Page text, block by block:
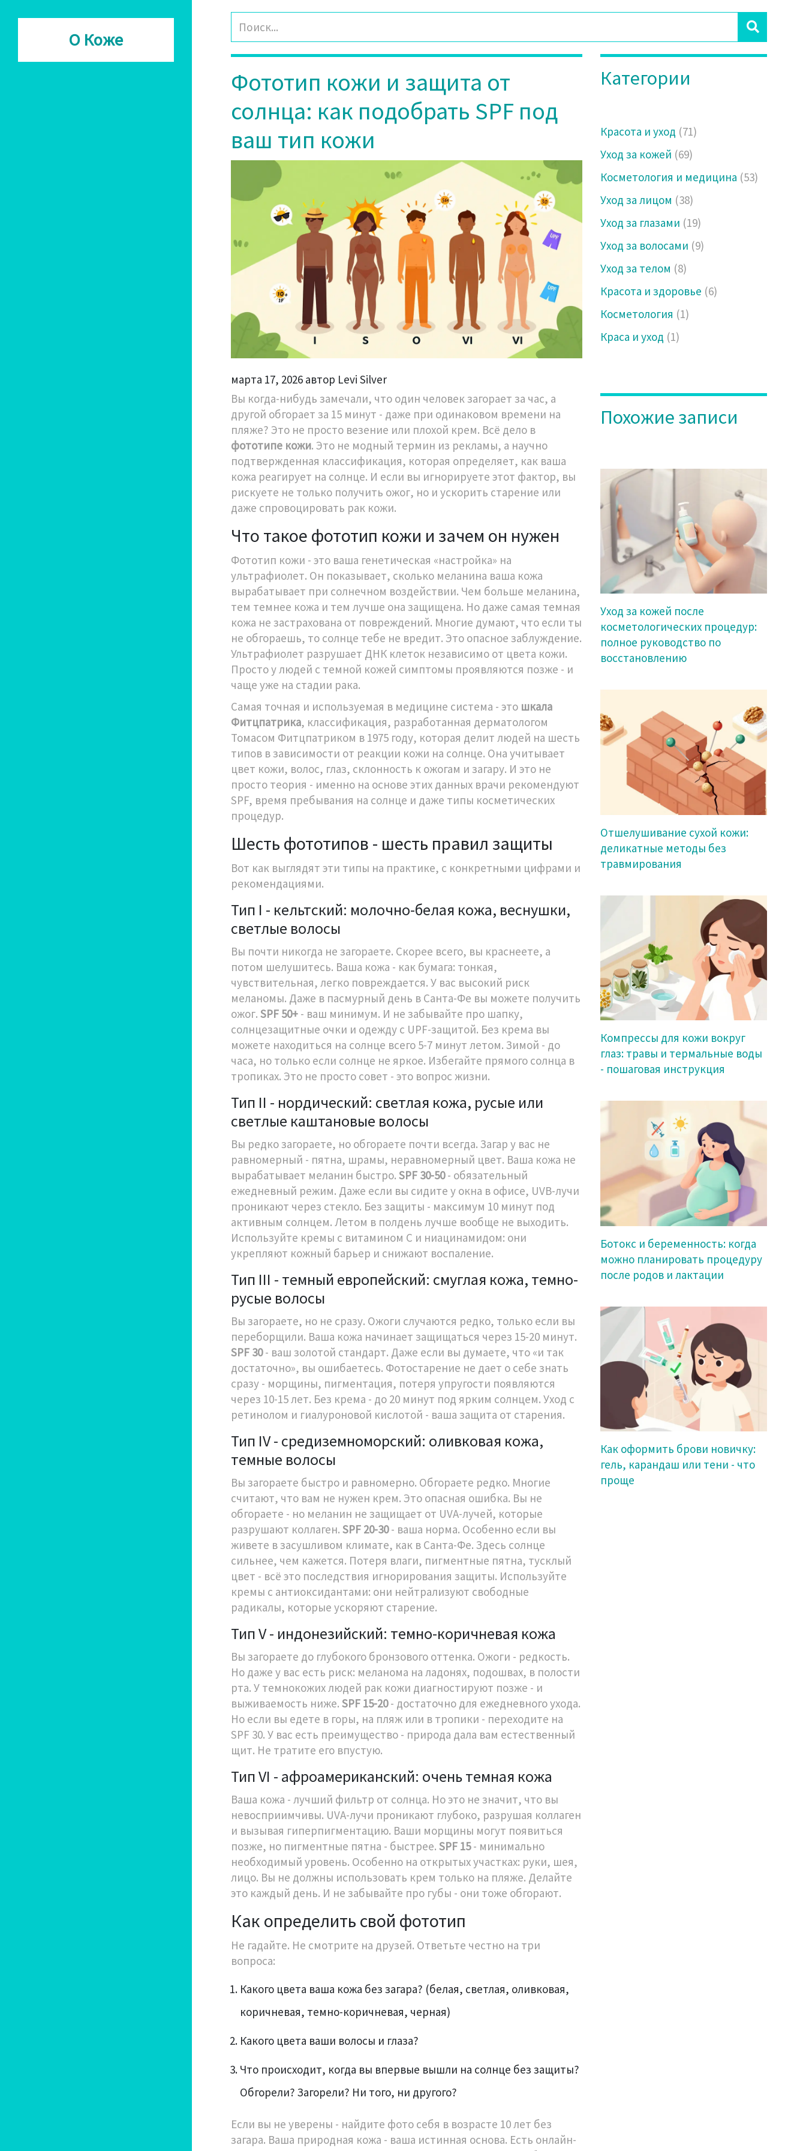
О Коже
Фототип кожи и защита от
солнца: как подобрать SPF под
ваш тип кожи
марта 17, 2026 автор Levi Silver
Вы когда-нибудь замечали, что один человек загорает за час, а
другой обгорает за 15 минут - даже при одинаковом времени на
пляже? Это не просто везение или плохой крем. Всё дело в
фототипе кожи. Это не модный термин из рекламы, а научно
подтвержденная классификация, которая определяет, как ваша
кожа реагирует на солнце. И если вы игнорируете этот фактор, вы
рискуете не только получить ожог, но и ускорить старение или
даже спровоцировать рак кожи.
Что такое фототип кожи и зачем он нужен
Фототип кожи - это ваша генетическая «настройка» на
ультрафиолет. Он показывает, сколько меланина ваша кожа
вырабатывает при солнечном воздействии. Чем больше меланина,
тем темнее кожа и тем лучше она защищена. Но даже самая темная
кожа не застрахована от повреждений. Многие думают, что если ты
не обгораешь, то солнце тебе не вредит. Это опасное заблуждение.
Ультрафиолет разрушает ДНК клеток независимо от цвета кожи.
Просто у людей с темной кожей симптомы проявляются позже - и
чаще уже на стадии рака.
Самая точная и используемая в медицине система - это шкала
Фитцпатрика, классификация, разработанная дерматологом
Томасом Фитцпатриком в 1975 году, которая делит людей на шесть
типов в зависимости от реакции кожи на солнце. Она учитывает
цвет кожи, волос, глаз, склонность к ожогам и загару. И это не
просто теория - именно на основе этих данных врачи рекомендуют
SPF, время пребывания на солнце и даже типы косметических
процедур.
Шесть фототипов - шесть правил защиты
Вот как выглядят эти типы на практике, с конкретными цифрами и
рекомендациями.
Тип I - кельтский: молочно-белая кожа, веснушки,
светлые волосы
Вы почти никогда не загораете. Скорее всего, вы краснеете, а
потом шелушитесь. Ваша кожа - как бумага: тонкая,
чувствительная, легко повреждается. У вас высокий риск
меланомы. Даже в пасмурный день в Санта-Фе вы можете получить
ожог. SPF 50+ - ваш минимум. И не забывайте про шапку,
солнцезащитные очки и одежду с UPF-защитой. Без крема вы
можете находиться на солнце всего 5-7 минут летом. Зимой - до
часа, но только если солнце не яркое. Избегайте прямого солнца в
тропиках. Это не просто совет - это вопрос жизни.
Тип II - нордический: светлая кожа, русые или
светлые каштановые волосы
Вы редко загораете, но обгораете почти всегда. Загар у вас не
равномерный - пятна, шрамы, неравномерный цвет. Ваша кожа не
вырабатывает меланин быстро. SPF 30-50- обязательный
ежедневный режим. Даже если вы сидите у окна в офисе, UVB-лучи
проникают через стекло. Без защиты - максимум 10 минут под
активным солнцем. Летом в полдень лучше вообще не выходить.
Используйте кремы с витамином С и ниацинамидом: они
укрепляют кожный барьер и снижают воспаление.
Тип III - темный европейский: смуглая кожа, темно-
русые волосы
Вы загораете, но не сразу. Ожоги случаются редко, только если вы
переборщили. Ваша кожа начинает защищаться через 15-20 минут.
SPF 30- ваш золотой стандарт. Даже если вы думаете, что «и так
достаточно», вы ошибаетесь. Фотостарение не дает о себе знать
сразу - морщины, пигментация, потеря упругости появляются
через 10-15 лет. Без крема - до 20 минут под ярким солнцем. Уход с
ретинолом и гиалуроновой кислотой - ваша защита от старения.
Тип IV - средиземноморский: оливковая кожа,
темные волосы
Вы загораете быстро и равномерно. Обгораете редко. Многие
считают, что вам не нужен крем. Это опасная ошибка. Вы не
обгораете - но меланин не защищает от UVA-лучей, которые
разрушают коллаген. SPF 20-30- ваша норма. Особенно если вы
живете в засушливом климате, как в Санта-Фе. Здесь солнце
сильнее, чем кажется. Потеря влаги, пигментные пятна, тусклый
цвет - всё это последствия игнорирования защиты. Используйте
кремы с антиоксидантами: они нейтрализуют свободные
радикалы, которые ускоряют старение.
Тип V - индонезийский: темно-коричневая кожа
Вы загораете до глубокого бронзового оттенка. Ожоги - редкость.
Но даже у вас есть риск: меланома на ладонях, подошвах, в полости
рта. У темнокожих людей рак кожи диагностируют позже - и
выживаемость ниже. SPF 15-20- достаточно для ежедневного ухода.
Но если вы едете в горы, на пляж или в тропики - переходите на
SPF 30. У вас есть преимущество - природа дала вам естественный
щит. Не тратите его впустую.
Тип VI - афроамериканский: очень темная кожа
Ваша кожа - лучший фильтр от солнца. Но это не значит, что вы
невосприимчивы. UVA-лучи проникают глубоко, разрушая коллаген
и вызывая гиперпигментацию. Ваши морщины могут появиться
позже, но пигментные пятна - быстрее. SPF 15- минимально
необходимый уровень. Особенно на открытых участках: руки, шея,
лицо. Вы не должны использовать крем только на пляже. Делайте
это каждый день. И не забывайте про губы - они тоже обгорают.
Как определить свой фототип
Не гадайте. Не смотрите на друзей. Ответьте честно на три
вопроса:
Какого цвета ваша кожа без загара? (белая, светлая, оливковая,
коричневая, темно-коричневая, черная)
Какого цвета ваши волосы и глаза?
Что происходит, когда вы впервые вышли на солнце без защиты?
Обгорели? Загорели? Ни того, ни другого?
Если вы не уверены - найдите фото себя в возрасте 10 лет без
загара. Ваша природная кожа - ваша истинная основа. Есть онлайн-
Категории
Красота и уход (71)
Уход за кожей (69)
Косметология и медицина (53)
Уход за лицом (38)
Уход за глазами (19)
Уход за волосами (9)
Уход за телом (8)
Красота и здоровье (6)
Косметология (1)
Краса и уход (1)
Похожие записи
Уход за кожей после
косметологических процедур:
полное руководство по
восстановлению
Отшелушивание сухой кожи:
деликатные методы без
травмирования
Компрессы для кожи вокруг
глаз: травы и термальные воды
- пошаговая инструкция
Ботокс и беременность: когда
можно планировать процедуру
после родов и лактации
Как оформить брови новичку:
гель, карандаш или тени - что
проще